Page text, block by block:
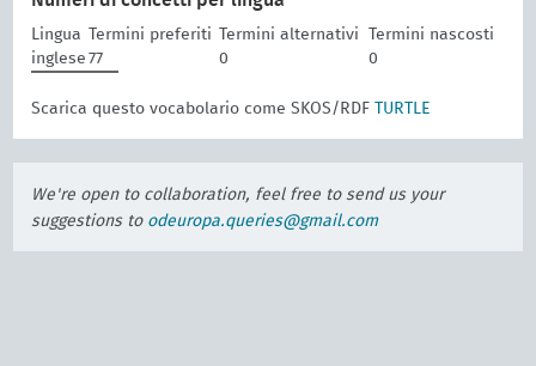
Lingua Termini preferiti Termini alternativi
Termini nascosti
inglese 77 0 0
Scarica questo vocabolario come SKOS/RDF TURTLE
We're open to collaboration, feel free to send us your
suggestions to odeuropa.queries@gmail.com